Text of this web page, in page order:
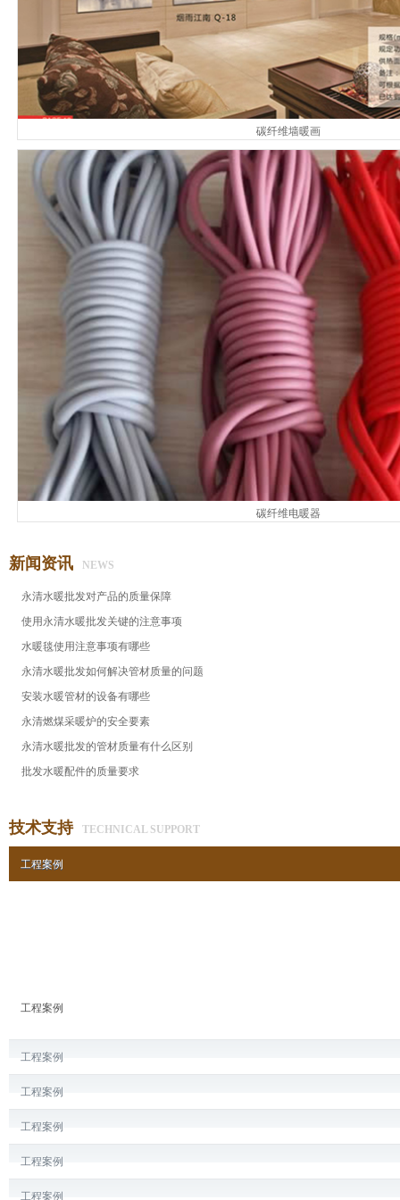
碳纤维墙暖画
碳纤维电暖器
新闻资讯 NEWS
永清水暖批发对产品的质量保障
使用永清水暖批发关键的注意事项
水暖毯使用注意事项有哪些
永清水暖批发​如何解决管材质量的问题
安装水暖管材的设备有哪些
永清燃煤采暖炉的安全要素
永清水暖批发的管材质量有什么区别
批发水暖配件的质量要求
技术支持 TECHNICAL SUPPORT
工程案例
工程案例
工程案例
工程案例
工程案例
工程案例
工程案例